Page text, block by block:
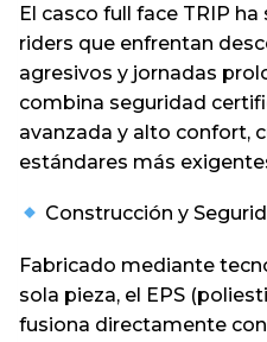
El casco full face TRIP
riders que enfrentan
agresivos y jornadas
combina seguridad
avanzada y alto confort,
estándares más
Construcción y
Fabricado mediante
sola pieza, el EPS
fusiona directamente